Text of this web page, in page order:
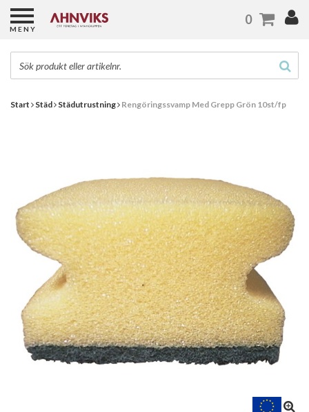
Start Städ Städutrustning Rengöringssvamp Med Grepp Grön 10st/fp
MENY
0